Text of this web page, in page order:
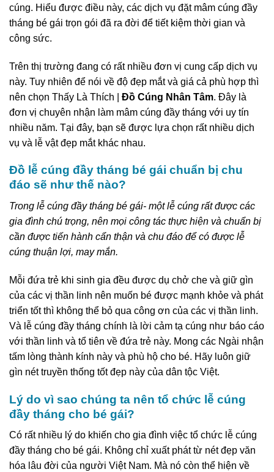
cúng. Hiểu được điều này, các dịch vụ đặt mâm cúng đầy
tháng bé gái trọn gói đã ra đời để tiết kiệm thời gian và
công sức.
Trên thị trường đang có rất nhiều đơn vị cung cấp dịch vụ
này. Tuy nhiên để nói về độ đẹp mắt và giá cả phù hợp thì
nên chọn Thấy Là Thích | Đồ Cúng Nhân Tâm. Đây là
đơn vị chuyên nhận làm mâm cúng đầy tháng với uy tín
nhiều năm. Tại đây, bạn sẽ được lựa chọn rất nhiều dịch
vụ và lễ vật đẹp mắt khác nhau.
Đồ lễ cúng đầy tháng bé gái chuẩn bị chu
đáo sẽ như thế nào?
Trong lễ cúng đầy tháng bé gái- một lễ cúng rất được các
gia đình chú trọng, nên mọi công tác thực hiện và chuẩn bị
cần được tiến hành cẩn thận và chu đáo để có được lễ
cúng thuận lợi, may mắn.
Mỗi đứa trẻ khi sinh gia đều được dụ chở che và giữ gìn
của các vị thần linh nên muốn bé được mạnh khỏe và phát
triển tốt thì không thể bỏ qua công ơn của các vị thần linh.
Và lễ cúng đầy tháng chính là lời cảm tạ cúng như báo cáo
với thần linh và tổ tiên về đứa trẻ này. Mong các Ngài nhận
tấm lòng thành kính này và phù hộ cho bé. Hãy luôn giữ
gìn nét truyền thống tốt đẹp này của dân tộc Việt.
Lý do vì sao chúng ta nên tổ chức lễ cúng
đầy tháng cho bé gái?
Có rất nhiều lý do khiến cho gia đình việc tổ chức lễ cúng
đầy tháng cho bé gái. Không chỉ xuất phát từ nét đẹp văn
hóa lâu đời của người Việt Nam. Mà nó còn thể hiện về